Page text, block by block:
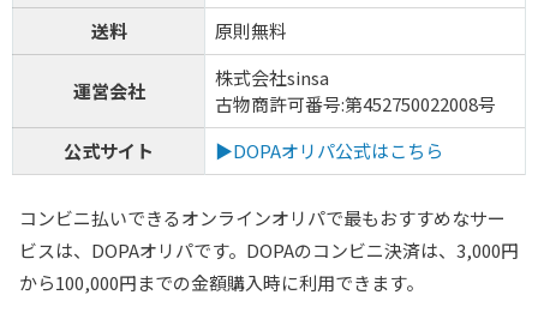
送料
原則無料
運営会社
株式会社sinsa
古物商許可番号:第452750022008号
公式サイト
▶DOPAオリパ公式はこちら
コンビニ払いできるオンラインオリパで最もおすすめなサー
ビスは、DOPAオリパです。DOPAのコンビニ決済は、3,000円
から100,000円までの金額購入時に利用できます。